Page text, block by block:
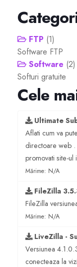
Servere Metin2
Licente cPanel
Licente
Licente
Licente
Licente
Aplicatii Mobil
FTP (1)
Software FTP
Software (2)
Softuri gratuite
Cele
Ultimate
Aflati cum va
directoare web .
promovati site-
Mărime: N/A
FileZilla
FileZilla
Mărime: N/A
LiveZilla -
Versiunea
conecteaza la